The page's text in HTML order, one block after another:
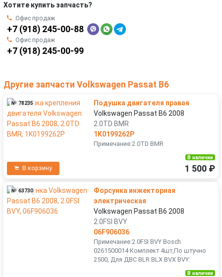
Хотите купить запчасть?
Офис продаж
+7 (918) 245-00-88
Офис продаж
+7 (918) 245-00-99
Другие запчасти Volkswagen Passat B6
№ 78235
Подушка двигателя правая
Volkswagen Passat B6 2008
2.0TD BMR
1K0199262P
Примечание:2.0TD BMR
В корзину
В наличии
1 500 ₽
№ 63730
Форсунка инжекторная
электрическая
Volkswagen Passat B6 2008
2.0FSI BVY
06F906036
Примечание:2.0FSI BVY Bosch
0261500014 Комплект 4шт,По штучно
2500, Для ДВС BLR BLX BVX BVY:
В наличии